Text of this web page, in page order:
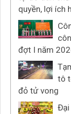
quyền, lợi ích
đợt I năm
tô
đỏ tử vong
Đại